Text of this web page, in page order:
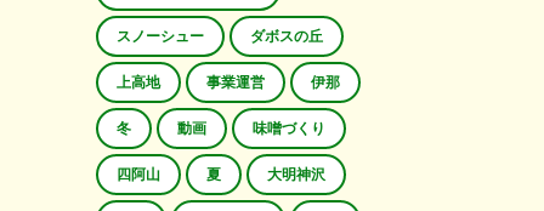
スノーシュー ダボスの丘
上高地 事業運営 伊那
冬 動画 味噌づくり
四阿山 夏 大明神沢